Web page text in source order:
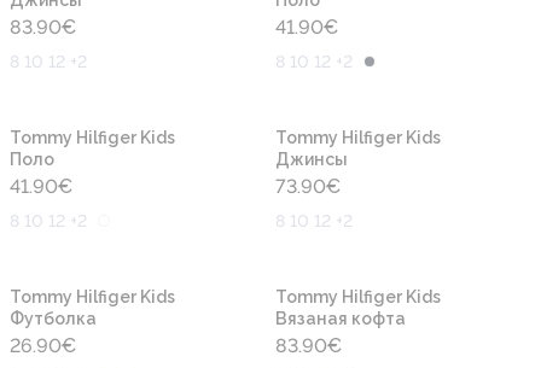
83.90€
8 10 12 +2
41.90€
8 10 12 +2
Tommy Hilfiger Kids
Поло
41.90€
8 10 12 +2
Tommy Hilfiger Kids
Джинсы
73.90€
8 10 12 +2
Tommy Hilfiger Kids
Футболка
26.90€
Tommy Hilfiger Kids
Вязаная кофта
83.90€